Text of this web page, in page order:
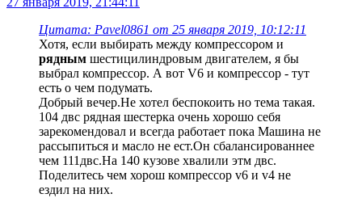
Цитата: Pavel0861 от 25 января 2019, 10:12:11
Хотя, если выбирать между компрессором и
рядным шестицилиндровым двигателем, я бы
выбрал компрессор. А вот V6 и компрессор - тут
есть о чем подумать.
Добрый вечер.Не хотел беспокоить но тема такая.
104 двс рядная шестерка очень хорошо себя
зарекомендовал и всегда работает пока Машина не
рассыпиться и масло не ест.Он сбалансированнее
чем 111двс.На 140 кузове хвалили этм двс.
Поделитесь чем хорош компрессор v6 и v4 не
ездил на них.